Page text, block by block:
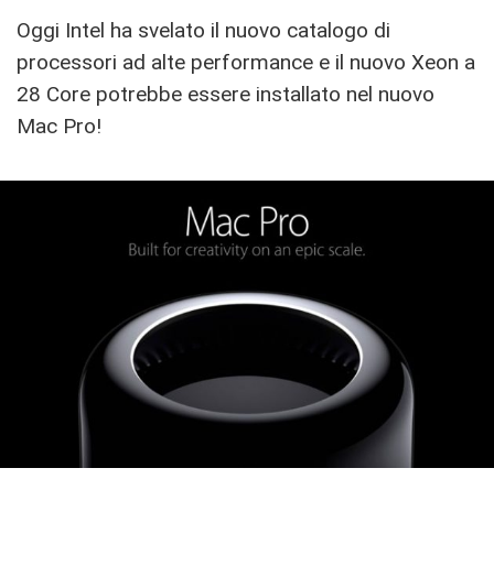
Oggi Intel ha svelato il nuovo catalogo di
processori ad alte performance e il nuovo Xeon a
28 Core potrebbe essere installato nel nuovo
Mac Pro!